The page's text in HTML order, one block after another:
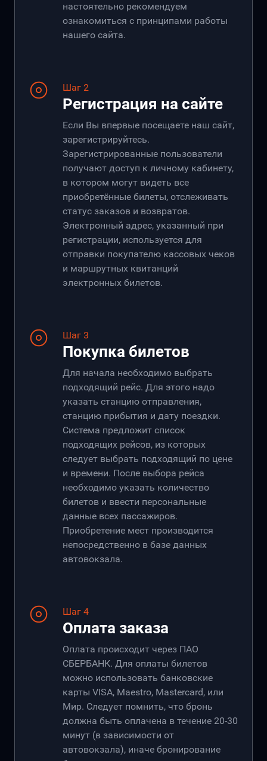
настоятельно рекомендуем
ознакомиться с принципами работы
нашего сайта.
Шаг 2
Регистрация на сайте
Если Вы впервые посещаете наш сайт,
зарегистрируйтесь.
Зарегистрированные пользователи
получают доступ к личному кабинету,
в котором могут видеть все
приобретённые билеты, отслеживать
статус заказов и возвратов.
Электронный адрес, указанный при
регистрации, используется для
отправки покупателю кассовых чеков
и маршрутных квитанций
электронных билетов.
Шаг 3
Покупка билетов
Для начала необходимо выбрать
подходящий рейс. Для этого надо
указать станцию отправления,
станцию прибытия и дату поездки.
Система предложит список
подходящих рейсов, из которых
следует выбрать подходящий по цене
и времени. После выбора рейса
необходимо указать количество
билетов и ввести персональные
данные всех пассажиров.
Приобретение мест производится
непосредственно в базе данных
автовокзала.
Шаг 4
Оплата заказа
Оплата происходит через ПАО
СБЕРБАНК. Для оплаты билетов
можно использовать банковские
карты VISA, Maestro, Mastercard, или
Мир. Следует помнить, что бронь
должна быть оплачена в течение 20-30
минут (в зависимости от
автовокзала), иначе бронирование